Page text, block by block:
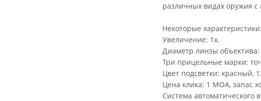
различных видах оружия
Некоторые характеристики:
Увеличение: 1х.
Диаметр линзы
Три прицельные марки:
Цвет подсветки: красный,
Цена клика: 1 МОА, запас
Система автоматического